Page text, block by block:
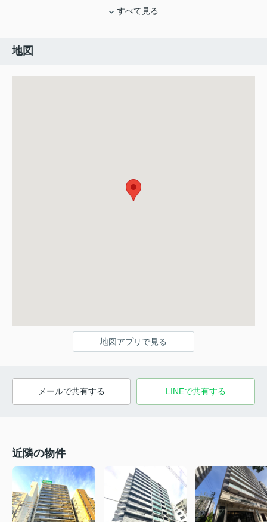
すべて見る
地図
地図アプリで見る
メールで共有する LINEで共有する
近隣の物件